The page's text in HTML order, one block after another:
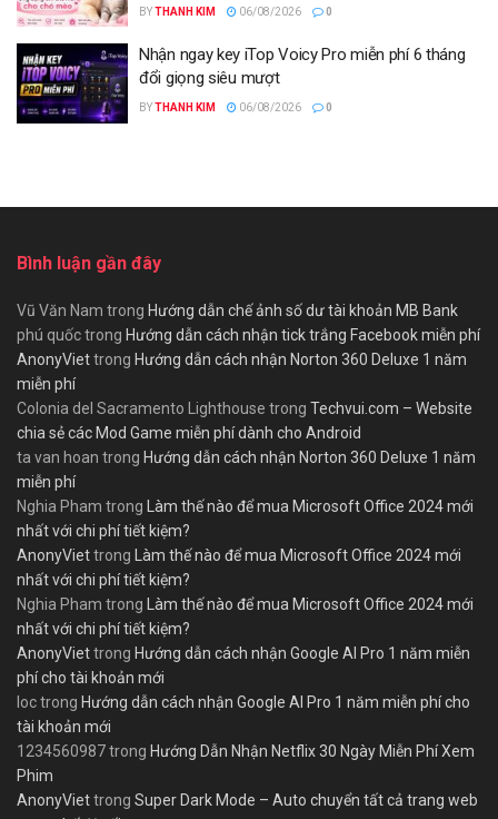
BYTHANH KIM 06/08/2026 0
Nhận ngay key iTop Voicy Pro miễn phí 6 tháng
đổi giọng siêu mượt
BYTHANH KIM 06/08/2026 0
Bình luận gần đây
Vũ Văn Nam trong Hướng dẫn chế ảnh số dư tài khoản MB Bank
phú quốctrong Hướng dẫn cách nhận tick trắng Facebook miễn phí
AnonyViettrong Hướng dẫn cách nhận Norton 360 Deluxe 1 năm
miễn phí
Colonia del Sacramento Lighthouse trong Techvui.com – Website
chia sẻ các Mod Game miễn phí dành cho Android
ta van hoan trong Hướng dẫn cách nhận Norton 360 Deluxe 1 năm
miễn phí
Nghia Pham trong
Làm thế nào để mua Microsoft Office 2024 mới
nhất với chi phí tiết kiệm?
AnonyViettrong
Làm thế nào để mua Microsoft Office 2024 mới
nhất với chi phí tiết kiệm?
Nghia Pham trong
Làm thế nào để mua Microsoft Office 2024 mới
nhất với chi phí tiết kiệm?
AnonyViettrong Hướng dẫn cách nhận Google AI Pro 1 năm miễn
phí cho tài khoản mới
loctrong Hướng dẫn cách nhận Google AI Pro 1 năm miễn phí cho
tài khoản mới
1234560987trong Hướng Dẫn Nhận Netflix 30 Ngày Miễn Phí Xem
Phim
AnonyViettrong Super Dark Mode – Auto chuyển tất cả trang web